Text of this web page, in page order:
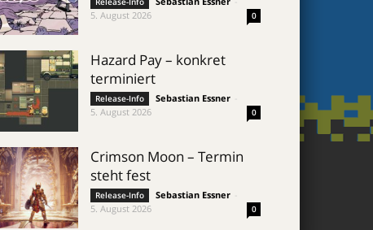
5. August 2026
0
Hazard Pay – konkret
terminiert
Release-Info Sebastian Essner
5. August 2026
0
Crimson Moon – Termin
steht fest
Release-Info Sebastian Essner
5. August 2026
0